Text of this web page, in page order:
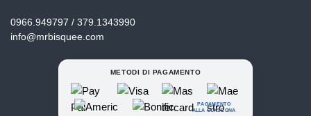
0966.949797 / 379.1343990
info@mrbisquee.com
METODI DI PAGAMENTO
PAGAMENTO
ALLA CONSEGNA